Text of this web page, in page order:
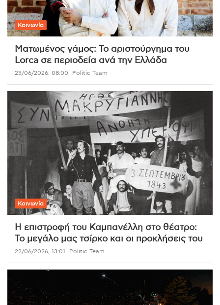
Κοινωνία
Ματωμένος γάμος: Το αριστούργημα του
Lorca σε περιοδεία ανά την Ελλάδα
23/06/2026, 08:00 Politic Team
Κοινωνία
Η επιστροφή του Καμπανέλλη στο θέατρο:
Το μεγάλο μας τσίρκο και οι προκλήσεις του
22/06/2026, 13:01 Politic Team